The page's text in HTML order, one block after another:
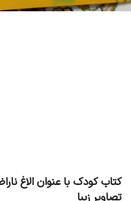
کتاب کودک با عنوان الاغ
تصاویر زیبا